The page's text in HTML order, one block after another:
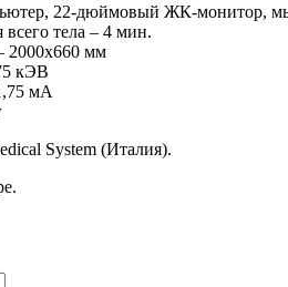
22-дюймовый ЖК-монитор,
тела – 4 мин.
2000х660 мм
кЭВ
мА
System (Италия).